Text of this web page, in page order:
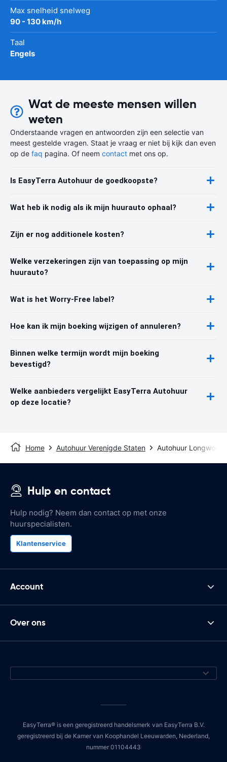
Max snelheid snelweg
90 - 130 km/h
Taal
Engels
Wat de meeste mensen willen
weten
Onderstaande vragen en antwoorden zijn een selectie van
meest gestelde vragen. Staat je vraag er niet bij kijk dan even
op de faq pagina. Of neem contact met ons op.
Is EasyTerra Autohuur de goedkoopste?
Wat heb ik nodig als ik mijn huurauto ophaal?
Zijn er nog additionele kosten?
Welke verzekeringen zijn van toepassing op mijn
huurauto?
Wat is het Worry-Free label?
Hoe kan ik mijn boeking wijzigen of annuleren?
Binnen welke termijn wordt mijn boeking
bevestigd?
Welke aanbieders vergelijkt EasyTerra Autohuur
op deze locatie?
Home Autohuur Verenigde Staten Autohuur Longwood
Hulp en contact
Hulp nodig? Neem dan contact op met onze
huurspecialisten.
Klantenservice
Account
Over ons
EasyTerra® is een geregistreerd handelsmerk van EasyTerra B.V.
geregistreerd bij de Kamer van Koophandel Leeuwarden, Nederland,
nummer 01104443